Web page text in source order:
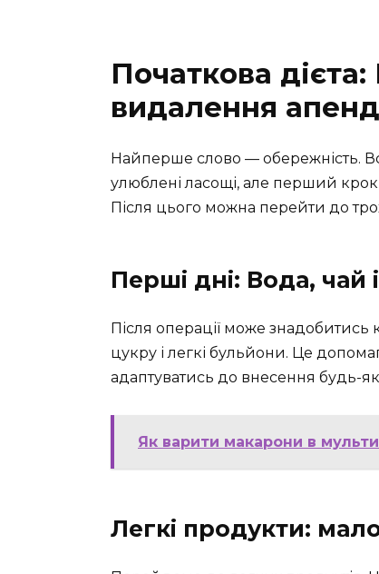
Початкова
видалення
Найперше слово — обережність.
улюблені ласощі, але перший
Після цього можна перейти до
Перші дні: Вода, чай
Після операції може знадобитись
цукру і легкі бульйони. Це
адаптуватись до внесення будь-
Як варити макарони в
Легкі продукти: